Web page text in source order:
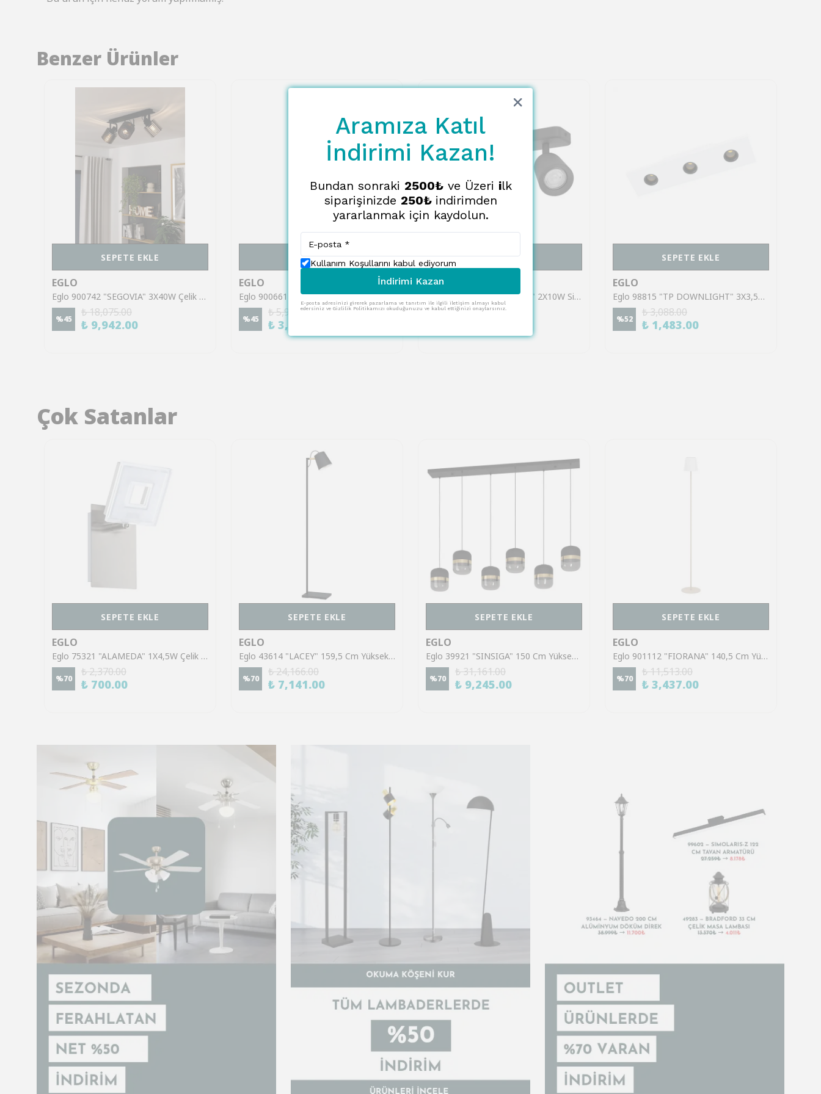
Benzer Ürünler
SEPETE EKLE
EGLO
Eglo 900742 "SEGOVIA" 3X40W Çelik Siyah Sıva Üstü Spot
%45
₺ 18,075.00
₺ 9,942.00
SEPETE EKLE
EGLO
Eglo 900661 "GIRONA" 1X40W Çelik Siyah, Fırçalanmış Pirinç Sıva Üstü Spot
%45
₺ 5,997.00
₺ 3,299.00
SEPETE EKLE
EGLO
Eglo 901953 "CAMALDOLI" 2X10W Siyah Çelik Sıva Üstü Spot
₺ 7,459.00
SEPETE EKLE
EGLO
Eglo 98815 "TP DOWNLIGHT" 3X3,5W Alüminyum, Plastik Beyaz Linear Ray Sıva Üstü Spot
%52
₺ 3,088.00
₺ 1,483.00
Çok Satanlar
SEPETE EKLE
EGLO
Eglo 75321 "ALAMEDA" 1X4,5W Çelik Nikel Mat Sıva Üstü Spot
%70
₺ 2,370.00
₺ 700.00
SEPETE EKLE
EGLO
Eglo 43614 "LACEY" 159,5 Cm Yüksekliğinde Çelik, Ahşap Köşe Lambası Lambader
%70
₺ 24,166.00
₺ 7,141.00
SEPETE EKLE
EGLO
Eglo 39921 "SINSIGA" 150 Cm Yüksekliğinde Çelik Siyah Sarkıt Avize
%70
₺ 31,161.00
₺ 9,245.00
SEPETE EKLE
EGLO
Eglo 901112 "FIORANA" 140,5 Cm Yüksekliğinde Çelik Köşe Lambası Lambader
%70
₺ 11,513.00
₺ 3,437.00
Aramıza Katıl
İndirimi Kazan!
Bundan sonraki 2500₺ve Üzeri ilk
siparişinizde 250₺ indirimden
yararlanmak için kaydolun.
Kullanım Koşullarını kabul ediyorum
İndirimi Kazan
E-posta adresinizi girerek pazarlama ve tanıtım ile ilgili iletişim almayı kabul
edersiniz ve Gizlilik Politikamızı okuduğunuzu ve kabul ettiğinizi onaylarsınız.